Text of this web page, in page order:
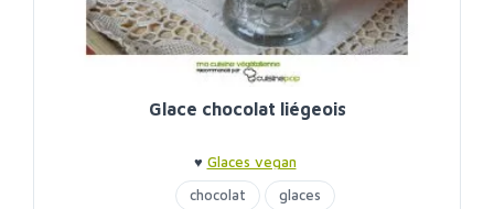
Glace chocolat liégeois
♥ Glaces vegan
chocolat
glaces